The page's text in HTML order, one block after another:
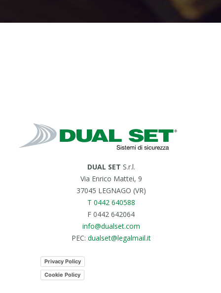
DUAL SET S.r.l.
Via Enrico Mattei, 9
37045 LEGNAGO (VR)
T 0442 640588
F 0442 642064
info@dualset.com
PEC: dualset@legalmail.it
Privacy Policy
Cookie Policy